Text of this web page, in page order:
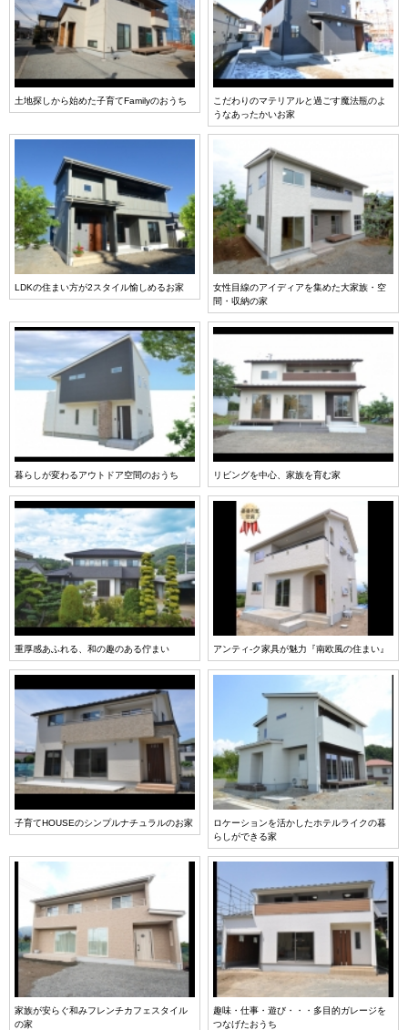
土地探しから始めた子育てFamilyのおうち
こだわりのマテリアルと過ごす魔法瓶のよ
うなあったかいお家
LDKの住まい方が2スタイル愉しめるお家
女性目線のアイディアを集めた大家族・空
間・収納の家
暮らしが変わるアウトドア空間のおうち リビングを中心、家族を育む家
重厚感あふれる、和の趣のある佇まい アンティ-ク家具が魅力『南欧風の住まい』
子育てHOUSEのシンプルナチュラルのお家
ロケーションを活かしたホテルライクの暮
らしができる家
家族が安らぐ和みフレンチカフェスタイル
の家
趣味・仕事・遊び・・・多目的ガレージを
つなげたおうち